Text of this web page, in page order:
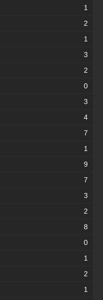
1
2
1
3
2
0
3
4
7
1
9
7
3
2
8
0
1
2
1